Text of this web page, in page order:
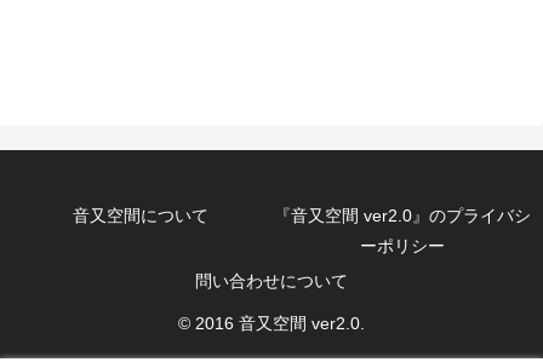
音又空間について
『音又空間 ver2.0』のプライバシ
ーポリシー
問い合わせについて
© 2016 音又空間 ver2.0.